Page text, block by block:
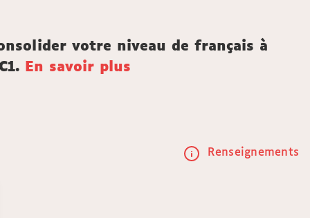
votre niveau de français à
En savoir plus
Renseignements